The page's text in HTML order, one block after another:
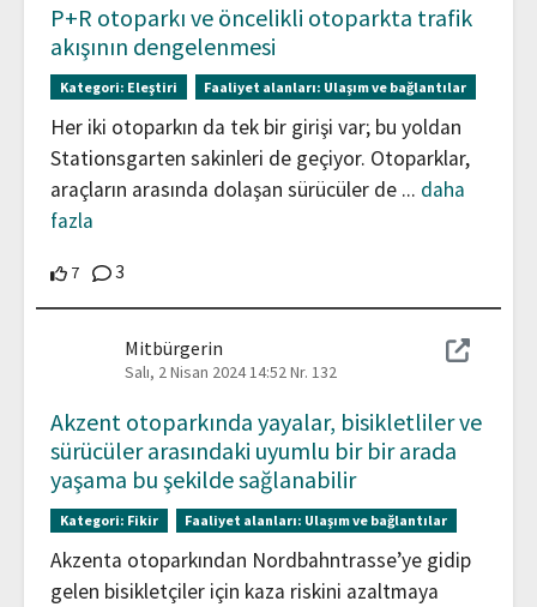
P+R otoparkı ve öncelikli otoparkta trafik
akışının dengelenmesi
Kategori: Eleştiri Faaliyet alanları: Ulaşım ve bağlantılar
Her iki otoparkın da tek bir girişi var; bu yoldan
Stationsgarten sakinleri de geçiyor. Otoparklar,
araçların arasında dolaşan sürücüler de ... daha
fazla
77 Katılımcılar bu katkıyı destekliyor
3
Mitbürgerin
Salı, 2 Nisan 2024 14:52Nr. 132
Akzent otoparkında yayalar, bisikletliler ve
sürücüler arasındaki uyumlu bir bir arada
yaşama bu şekilde sağlanabilir
Kategori: Fikir Faaliyet alanları: Ulaşım ve bağlantılar
Akzenta otoparkından Nordbahntrasse’ye gidip
gelen bisikletçiler için kaza riskini azaltmaya